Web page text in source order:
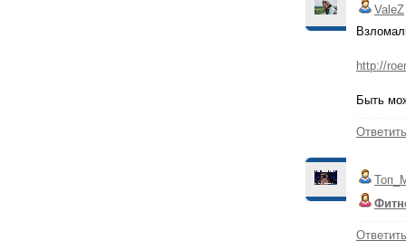
ValeZ
http://
Быть
Ответить
Ответить